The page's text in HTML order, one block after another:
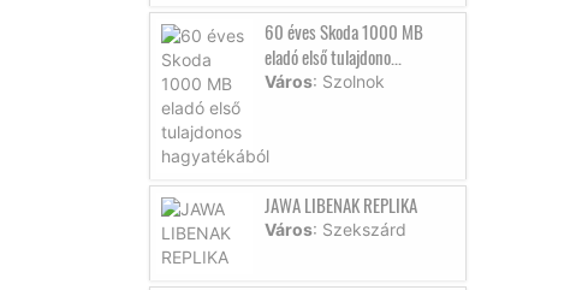
60 éves Skoda 1000 MB
eladó első tulajdono...
Város: Szolnok
JAWA LIBENAK REPLIKA
Város: Szekszárd